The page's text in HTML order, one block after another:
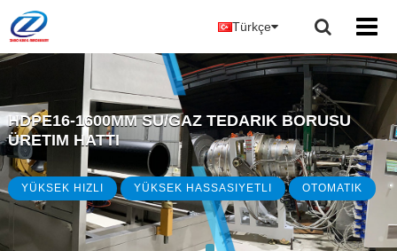
Türkçe
HDPE16-1600MM SU/GAZ TEDARIK BORUSU
ÜRETIM HATTI
YÜKSEK HIZLI YÜKSEK HASSASIYETLI OTOMATIK